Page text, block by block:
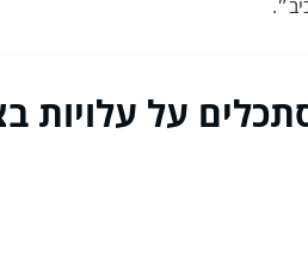
על עלויות